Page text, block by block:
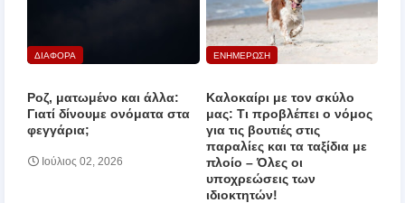
ΔΙΑΦΟΡΑ
Ροζ, ματωμένο και άλλα:
Γιατί δίνουμε ονόματα στα
φεγγάρια;
Ιούλιος 02, 2026
ΕΝΗΜΕΡΩΣΗ
Καλοκαίρι με τον σκύλο
μας: Τι προβλέπει ο νόμος
για τις βουτιές στις
παραλίες και τα ταξίδια με
πλοίο – Όλες οι
υποχρεώσεις των
ιδιοκτητών!